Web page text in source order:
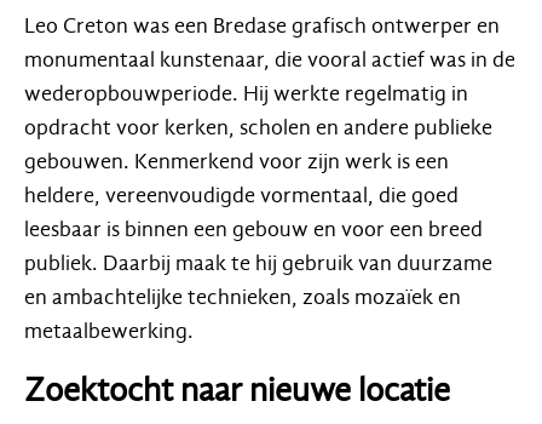
Leo Creton was een Bredase grafisch ontwerper en
monumentaal kunstenaar, die vooral actief was in de
wederopbouwperiode. Hij werkte regelmatig in
opdracht voor kerken, scholen en andere publieke
gebouwen. Kenmerkend voor zijn werk is een
heldere, vereenvoudigde vormentaal, die goed
leesbaar is binnen een gebouw en voor een breed
publiek. Daarbij maak te hij gebruik van duurzame
en ambachtelijke technieken, zoals mozaïek en
metaalbewerking.
Zoektocht naar nieuwe locatie